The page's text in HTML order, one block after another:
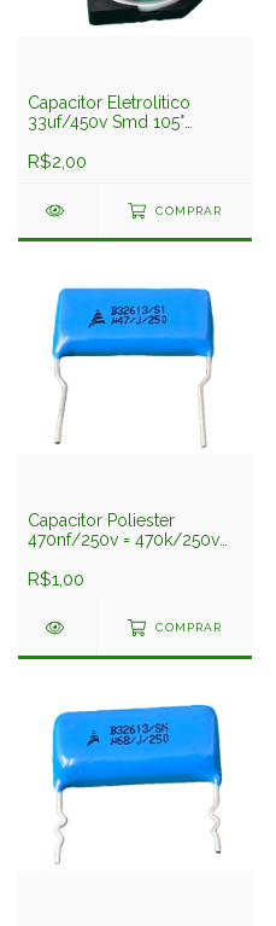
Capacitor Eletrolitico
33uf/450v Smd 105°
R$2,00
COMPRAR
Capacitor Poliester
470nf/250v = 470k/250v
R$1,00
COMPRAR